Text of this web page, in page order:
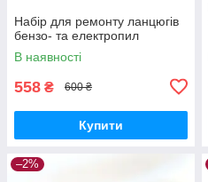
Набір для ремонту ланцюгів
бензо- та електропил
В наявності
558 ₴ 600 ₴
Купити
–2%